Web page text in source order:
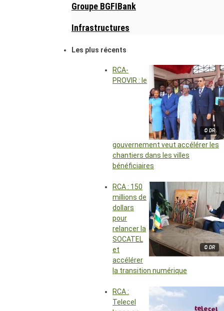
Groupe BGFIBank
Infrastructures
Les plus récents
© DR
RCA-
PROVIR : le
gouvernement veut accélérer les
chantiers dans les villes
bénéficiaires
© DR
RCA : 150
millions de
dollars
pour
relancer la
SOCATEL
et
accélérer
la transition numérique
RCA :
Telecel